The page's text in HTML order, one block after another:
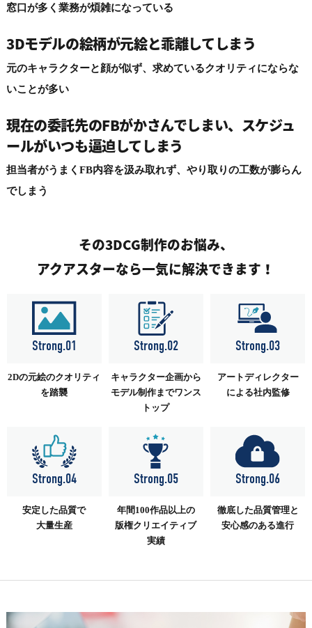
窓口が多く業務が煩雑になっている
3Dモデルの絵柄が元絵と乖離してしまう
元のキャラクターと顔が似ず、求めているクオリティにならな
いことが多い
現在の委託先のFBがかさんでしまい、スケジュ
ールがいつも逼迫してしまう
担当者がうまくFB内容を汲み取れず、やり取りの工数が膨らん
でしまう
その3DCG制作のお悩み、
アクアスターなら一気に解決できます！
Strong.01
2Dの元絵のクオリティ
を踏襲
Strong.02
キャラクター企画から
モデル制作までワンス
トップ
Strong.03
アートディレクター
による社内監修
Strong.04
安定した品質で
大量生産
Strong.05
年間100作品以上の
版権クリエイティブ
実績
Strong.06
徹底した品質管理と
安心感のある進行